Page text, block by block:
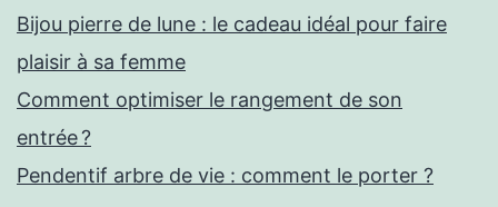
Bijou pierre de lune : le cadeau idéal pour faire
plaisir à sa femme
Comment optimiser le rangement de son
entrée ?
Pendentif arbre de vie : comment le porter ?